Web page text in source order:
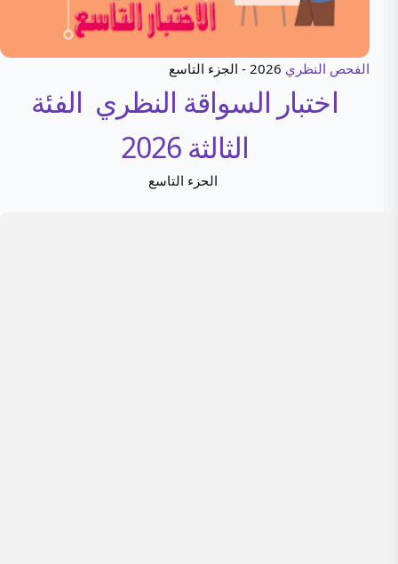
الفحص النظري 2026 - الجزء التاسع
اختبار السواقة النظري الفئة
الثالثة 2026
الحزء التاسع